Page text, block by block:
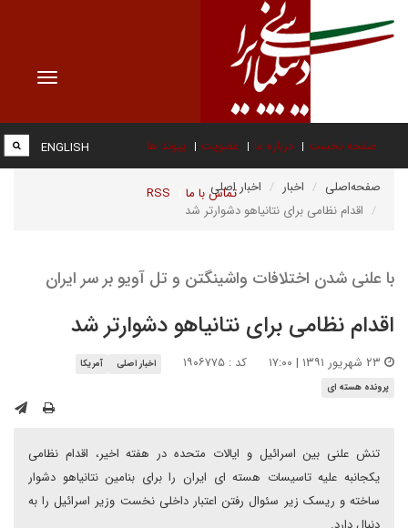
Toggle
صفحه نخست درباره ما عضویت پیوند ها
تماس با ما RSS
ENGLISH
صفحه‌اصلی اخبار
اخبار اصلی
اقدام نظامی برای نتانیاهو دشوارتر شد
با علنی شدن اختلافات واشینگتن و تل آویو بر سر ایران
اقدام نظامی برای نتانیاهو دشوارتر شد
کد : ۱۹۰۶۷۷۵ اخبار اصلی
آمریکا
پرونده هسته ای
تنش علنی بین اسرائیل و ایالات متحده در هفته اخیر، اقدام نظامی
یکجانبه علیه تاسیسات هسته ای ایران را برای بنامین نتانیاهو دشوار
ساخته و ریسک زیر سئوال رفتن اعتبار داخلی نخست وزیر اسرائیل را به